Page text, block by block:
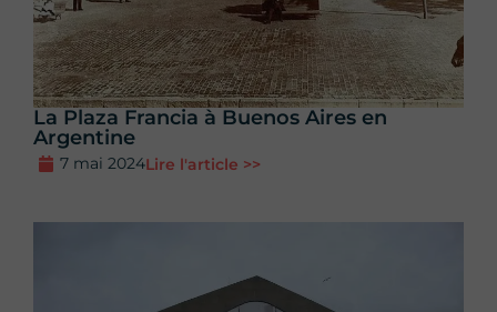
La Plaza Francia à Buenos Aires en
Argentine
7 mai 2024Lire l'article >>